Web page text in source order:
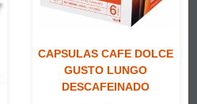
CAPSULAS CAFE DOLCE
GUSTO LUNGO
DESCAFEINADO